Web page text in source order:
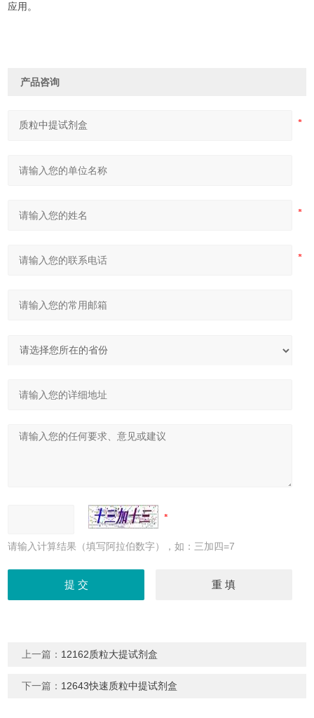
应用。
产品咨询
请输入计算结果（填写阿拉伯数字），如：三加四=7
上一篇： 12162质粒大提试剂盒
下一篇： 12643快速质粒中提试剂盒